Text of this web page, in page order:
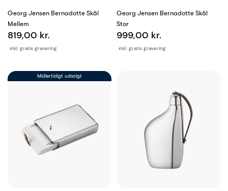
Georg Jensen Bernadotte Skål
Mellem
inkl. gratis gravering
819,00 kr.
Georg Jensen Bernadotte Skål
Stor
inkl. gratis gravering
999,00 kr.
Midlertidigt udsolgt